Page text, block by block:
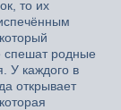
то их
спешат родные
У каждого в
открывает